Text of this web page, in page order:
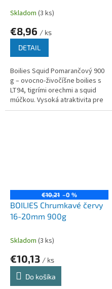
Skladom (3 ks)
€8,96 / ks
DETAIL
Boilies Squid Pomarančový 900
g – ovocno-živočíšne boilies s
LT94, tigrími orechmi a squid
múčkou. Vysoká atraktivita pre
kapry a amurov.
€10,21 –0 %
BOILIES Chrumkavé červy
16-20mm 900g
Skladom (3 ks)
€10,13 / ks
Do košíka